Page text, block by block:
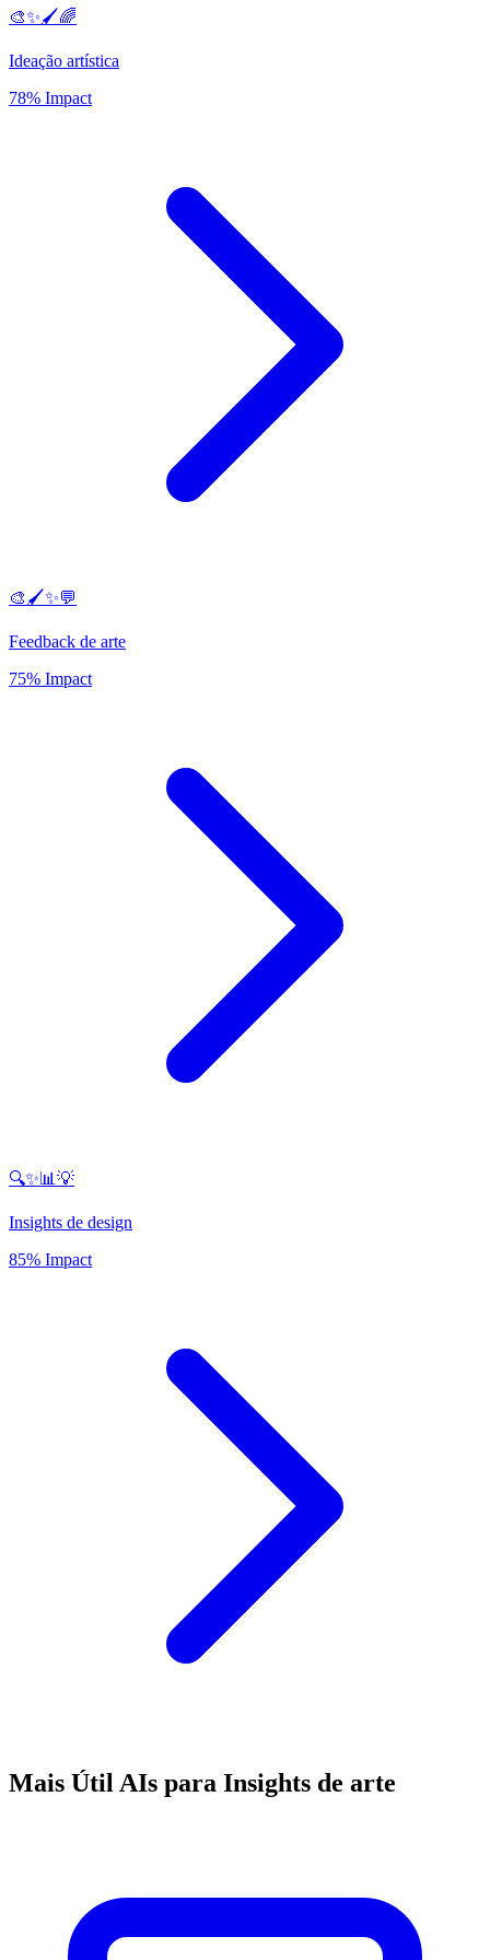
🎨✨🖌️🌈
Ideação artística
78% Impact
🎨🖌️✨💬
Feedback de arte
75% Impact
🔍✨📊💡
Insights de design
85% Impact
Mais Útil AIs para Insights de arte